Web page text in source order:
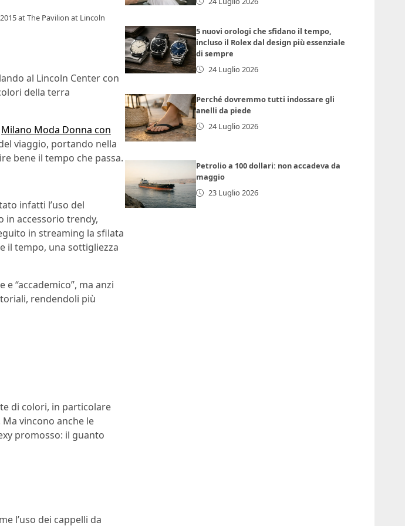
at The Pavilion at Lincoln
al Lincoln Center con
della terra
Milano Moda Donna con
viaggio, portando nella
bene il tempo che passa.
infatti l’uso del
accessorio trendy,
in streaming la sfilata
il tempo, una sottigliezza
“accademico”, ma anzi
rendendoli più
di colori, in particolare
vincono anche le
promosso: il guanto
l’uso dei cappelli da
5 nuovi orologi che sfidano il tempo,
incluso il Rolex dal design più essenziale
di sempre
24 Luglio 2026
Perché dovremmo tutti indossare gli
anelli da piede
24 Luglio 2026
Petrolio a 100 dollari: non accadeva da
maggio
23 Luglio 2026